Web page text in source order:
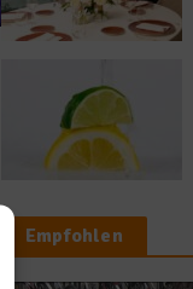
Empfohlen